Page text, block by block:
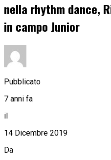
nella rhythm dance,
in campo Junior
Pubblicato
7 anni fa
il
14 Dicembre 2019
Da